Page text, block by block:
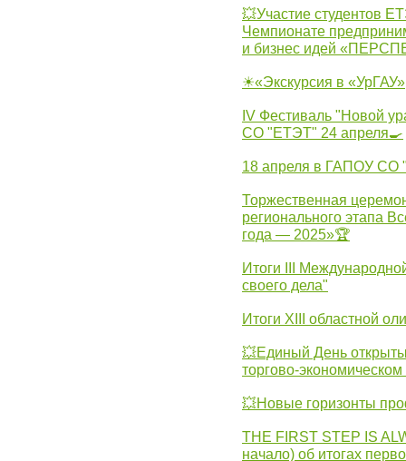
💥Участие студентов
Чемпионате
и бизнес идей
☀«Экскурсия в «УрГАУ»
IV Фестиваль "Новой
СО "ЕТЭТ" 24 апреля🍳
18 апреля в ГАПОУ СО
Торжественная
регионального этапа
года — 2025»🏆
Итоги III
своего дела"
Итоги XIII областной
💥Единый День
торгово-
💥Новые горизонты
THE FIRST STEP IS
начало) об итогах